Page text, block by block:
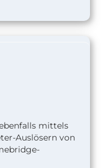
mittels
Auslösern von